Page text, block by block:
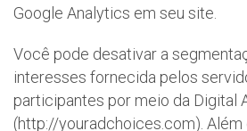
Google Analytics em seu site.
Você pode desativar a
interesses fornecida pelos
participantes por meio da Digital
(http://youradchoices.com). Além